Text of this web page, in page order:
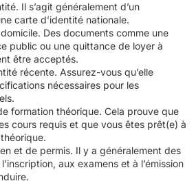
Il s’agit généralement d’un
carte d’identité nationale.
Des documents comme une
public ou une quittance de loyer à
être acceptés.
récente. Assurez-vous qu’elle
nécessaires pour les
formation théorique. Cela prouve que
cours requis et que vous êtes prêt(e) à
et de permis. Il y a généralement des
aux examens et à l’émission